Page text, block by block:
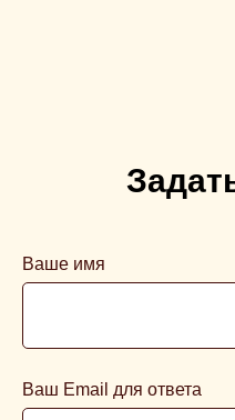
Ваше имя
Ваш Email для ответа